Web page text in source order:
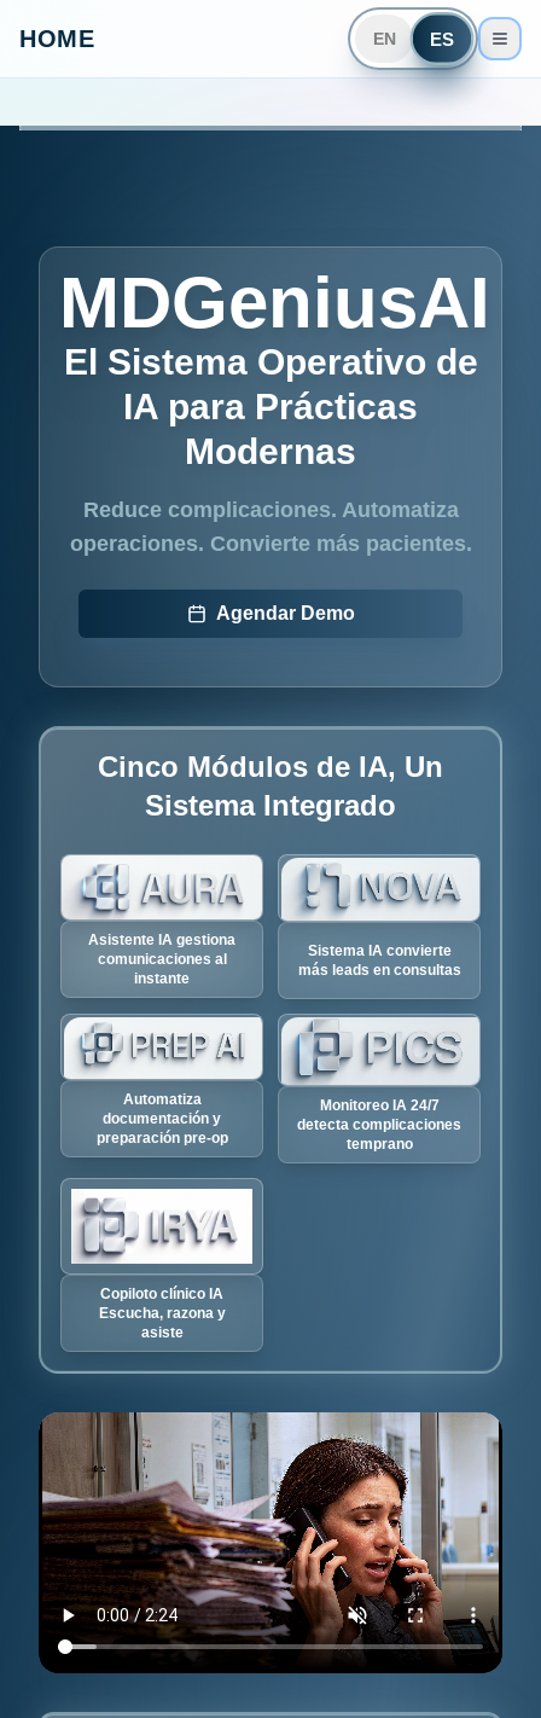
HOME EN ES
MDGeniusAI
El Sistema Operativo de
IA para Prácticas
Modernas
Reduce complicaciones. Automatiza
operaciones. Convierte más pacientes.
Agendar Demo
Cinco Módulos de IA, Un
Sistema Integrado
Asistente IA gestiona
comunicaciones al
instante
Sistema IA convierte
más leads en consultas
Automatiza
documentación y
preparación pre-op
Monitoreo IA 24/7
detecta complicaciones
temprano
Copiloto clínico IA
Escucha, razona y
asiste